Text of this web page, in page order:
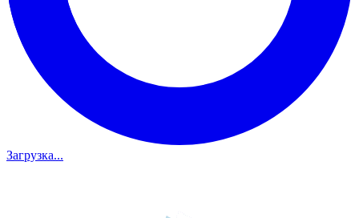
Загрузка...